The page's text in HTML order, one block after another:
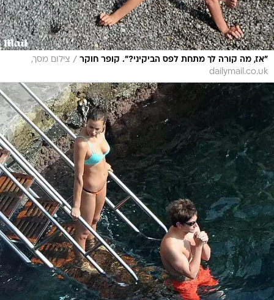
"אז, מה קורה לך מתחת לפס הביקיני?". קופר חוקר / צילום מסך,
dailymail.co.uk